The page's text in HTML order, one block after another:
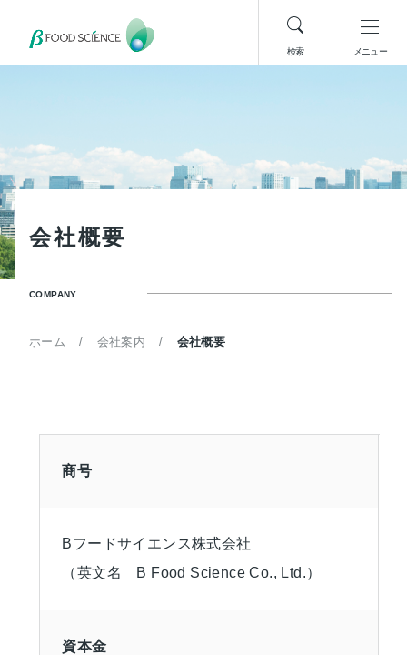
検索 メニュー
会社概要
COMPANY
ホーム 会社案内 会社概要
商号
Bフードサイエンス株式会社
（英文名 B Food Science Co., Ltd.）
資本金